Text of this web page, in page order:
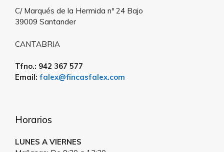
C/ Marqués de la Hermida nº 24 Bajo
39009 Santander
CANTABRIA
Tfno.: 942 367 577
Email: falex@fincasfalex.com
Horarios
LUNES A VIERNES